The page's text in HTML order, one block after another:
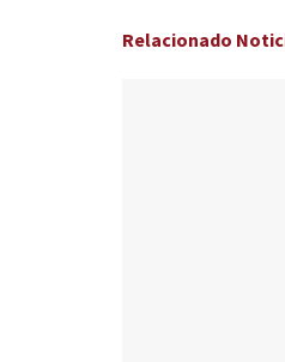
Relacionado